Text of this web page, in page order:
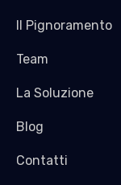
Il Pignoramento
Team
La Soluzione
Blog
Contatti